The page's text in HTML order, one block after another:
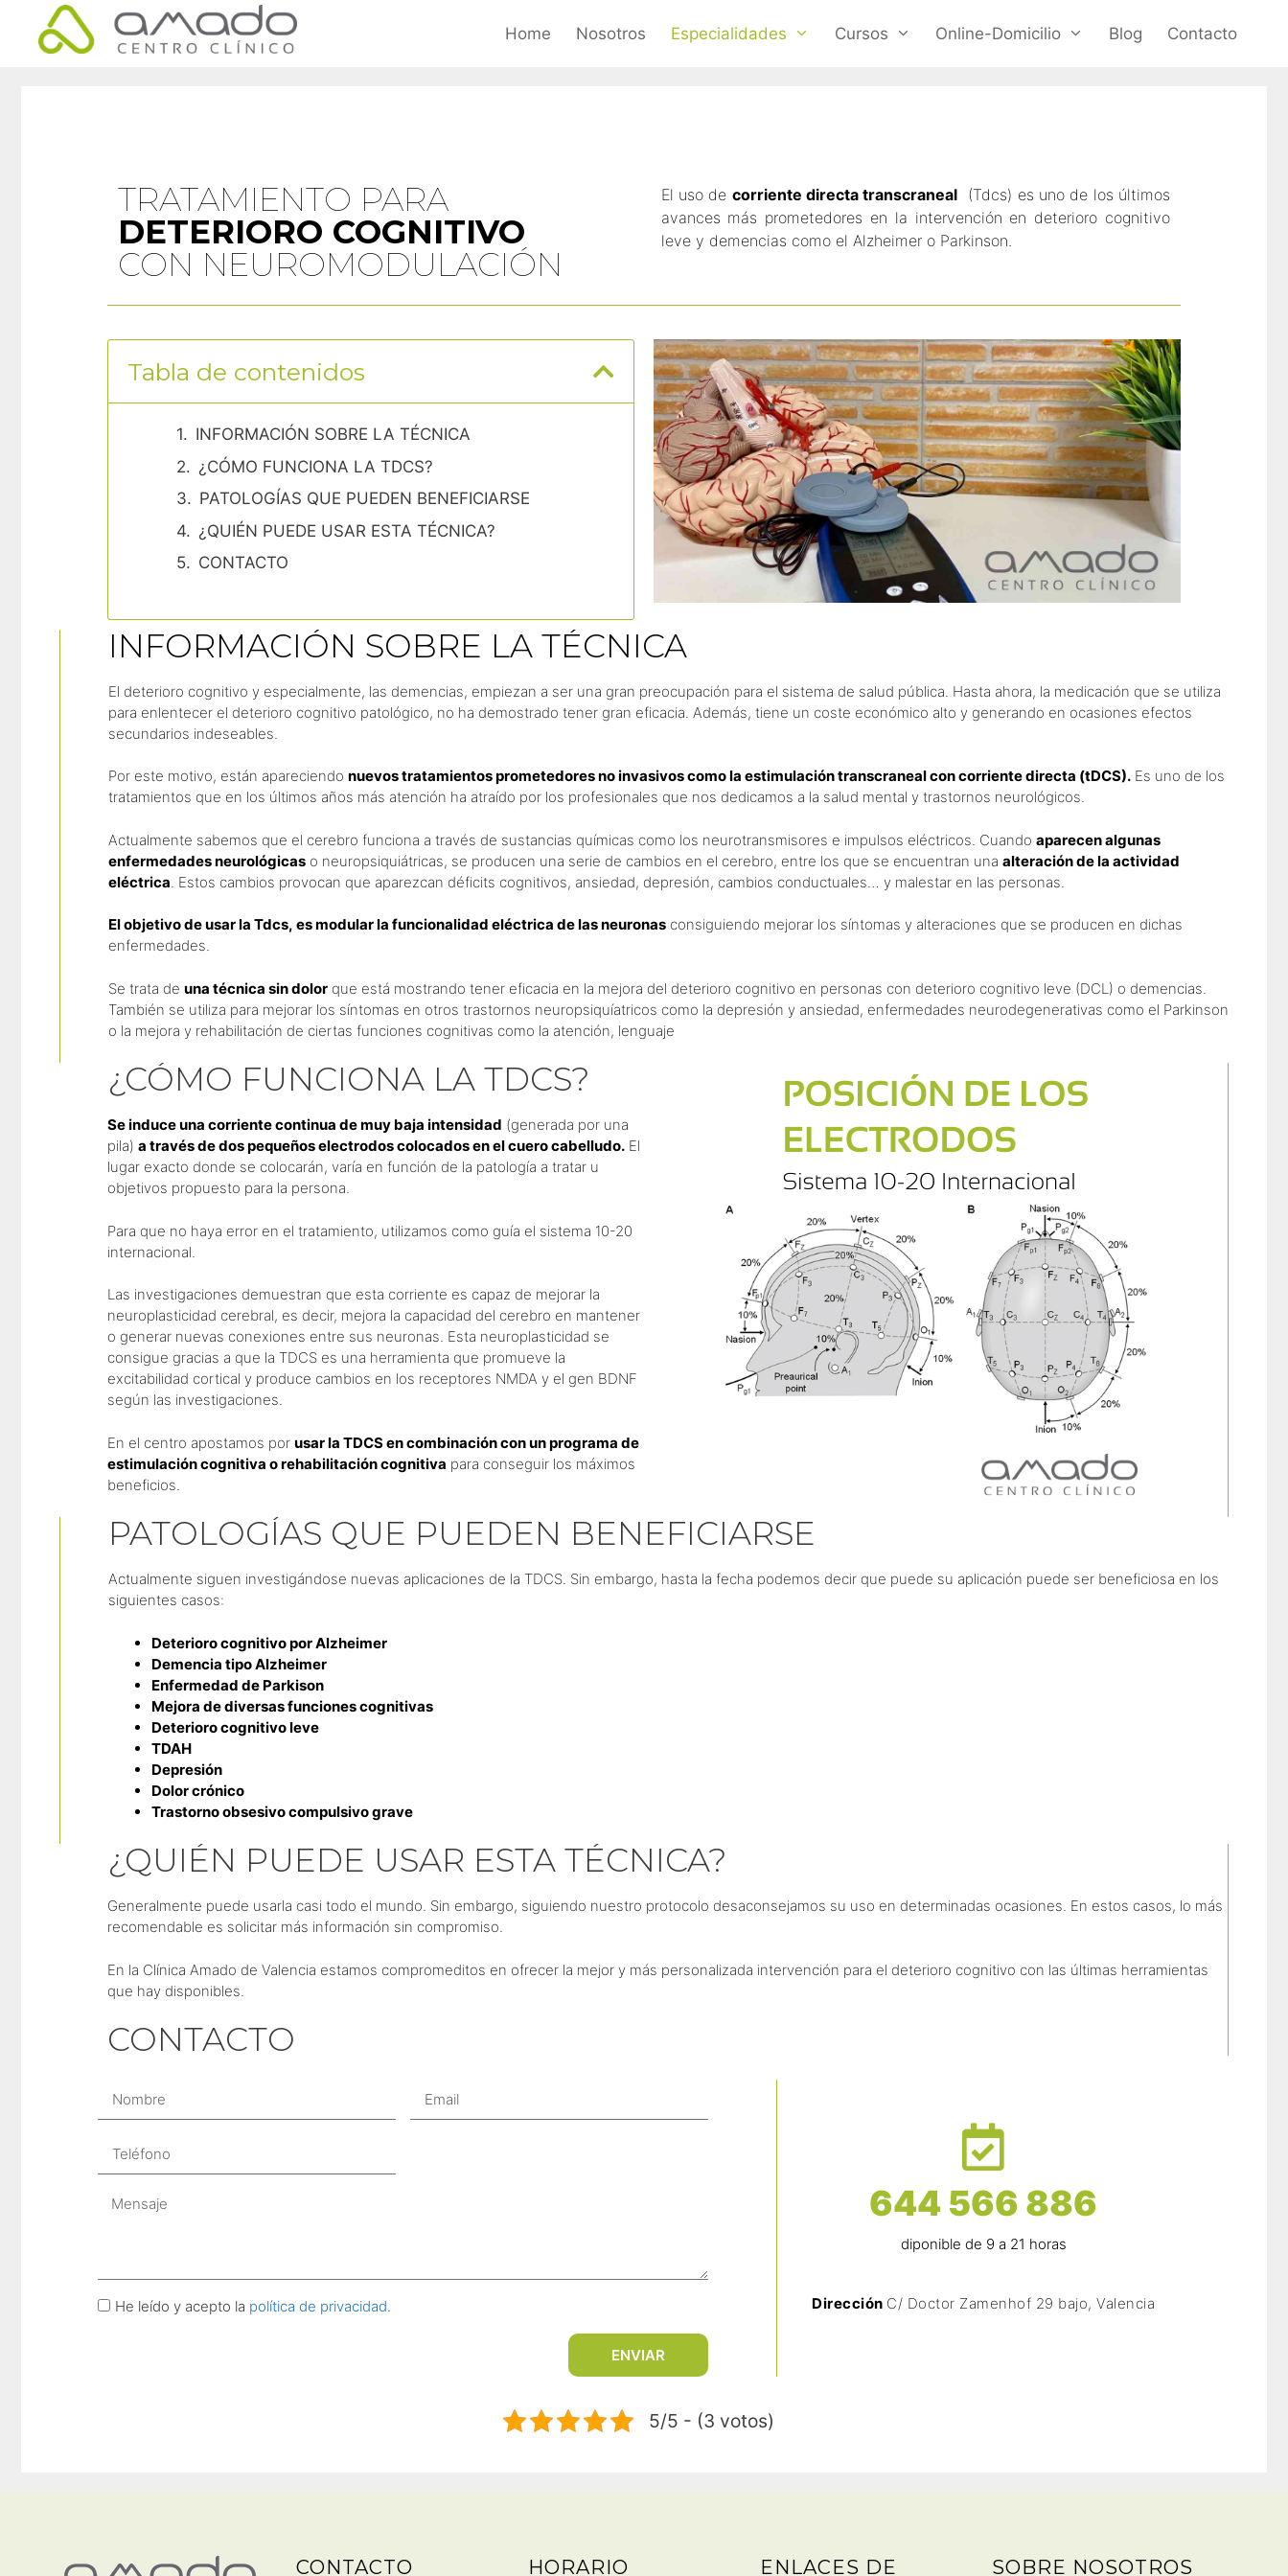
Home Nosotros Especialidades Cursos Online-Domicilio Blog Contacto
TRATAMIENTO PARA
DETERIORO COGNITIVO
CON NEUROMODULACIÓN
El uso de corriente directa transcraneal (Tdcs) es uno de los últimos
avances más prometedores en la intervención en deterioro cognitivo
leve y demencias como el Alzheimer o Parkinson.
Tabla de contenidos
INFORMACIÓN SOBRE LA TÉCNICA
¿CÓMO FUNCIONA LA TDCS?
PATOLOGÍAS QUE PUEDEN BENEFICIARSE
¿QUIÉN PUEDE USAR ESTA TÉCNICA?
CONTACTO
INFORMACIÓN SOBRE LA TÉCNICA
El deterioro cognitivo y especialmente, las demencias, empiezan a ser una gran preocupación para el sistema de salud pública. Hasta ahora, la medicación que se utiliza
para enlentecer el deterioro cognitivo patológico, no ha demostrado tener gran eficacia. Además, tiene un coste económico alto y generando en ocasiones efectos
secundarios indeseables.
Por este motivo, están apareciendo nuevos tratamientos prometedores no invasivos como la estimulación transcraneal con corriente directa (tDCS). Es uno de los
tratamientos que en los últimos años más atención ha atraído por los profesionales que nos dedicamos a la salud mental y trastornos neurológicos.
Actualmente sabemos que el cerebro funciona a través de sustancias químicas como los neurotransmisores e impulsos eléctricos. Cuando aparecen algunas
enfermedades neurológicas o neuropsiquiátricas, se producen una serie de cambios en el cerebro, entre los que se encuentran una alteración de la actividad
eléctrica . Estos cambios provocan que aparezcan déficits cognitivos, ansiedad, depresión, cambios conductuales… y malestar en las personas.
El objetivo de usar la Tdcs, es modular la funcionalidad eléctrica de las neuronas consiguiendo mejorar los síntomas y alteraciones que se producen en dichas
enfermedades.
Se trata de una técnica sin dolor que está mostrando tener eficacia en la mejora del deterioro cognitivo en personas con deterioro cognitivo leve (DCL) o demencias.
También se utiliza para mejorar los síntomas en otros trastornos neuropsiquíatricos como la depresión y ansiedad, enfermedades neurodegenerativas como el Parkinson
o la mejora y rehabilitación de ciertas funciones cognitivas como la atención, lenguaje
¿CÓMO FUNCIONA LA TDCS?
Se induce una corriente continua de muy baja intensidad (generada por una
pila) a través de dos pequeños electrodos colocados en el cuero cabelludo. El
lugar exacto donde se colocarán, varía en función de la patología a tratar u
objetivos propuesto para la persona.
Para que no haya error en el tratamiento, utilizamos como guía el sistema 10-20
internacional.
Las investigaciones demuestran que esta corriente es capaz de mejorar la
neuroplasticidad cerebral, es decir, mejora la capacidad del cerebro en mantener
o generar nuevas conexiones entre sus neuronas. Esta neuroplasticidad se
consigue gracias a que la TDCS es una herramienta que promueve la
excitabilidad cortical y produce cambios en los receptores NMDA y el gen BDNF
según las investigaciones.
En el centro apostamos por usar la TDCS en combinación con un programa de
estimulación cognitiva o rehabilitación cognitiva para conseguir los máximos
beneficios.
PATOLOGÍAS QUE PUEDEN BENEFICIARSE
Actualmente siguen investigándose nuevas aplicaciones de la TDCS. Sin embargo, hasta la fecha podemos decir que puede su aplicación puede ser beneficiosa en los
siguientes casos:
Deterioro cognitivo por Alzheimer
Demencia tipo Alzheimer
Enfermedad de Parkison
Mejora de diversas funciones cognitivas
Deterioro cognitivo leve
TDAH
Depresión
Dolor crónico
Trastorno obsesivo compulsivo grave
¿QUIÉN PUEDE USAR ESTA TÉCNICA?
Generalmente puede usarla casi todo el mundo. Sin embargo, siguiendo nuestro protocolo desaconsejamos su uso en determinadas ocasiones. En estos casos, lo más
recomendable es solicitar más información sin compromiso.
En la Clínica Amado de Valencia estamos compromeditos en ofrecer la mejor y más personalizada intervención para el deterioro cognitivo con las últimas herramientas
que hay disponibles.
CONTACTO
He leído y acepto la política de privacidad.
ENVIAR
644 566 886
diponible de 9 a 21 horas
Dirección C/ Doctor Zamenhof 29 bajo, Valencia
5/5 - (3 votos)
CONTACTO HORARIO ENLACES DE SOBRE NOSOTROS